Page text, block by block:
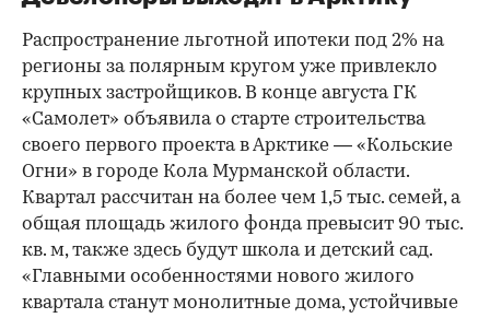
Распространение льготной ипотеки под 2% на
регионы за полярным кругом уже привлекло
крупных застройщиков. В конце августа ГК
«Самолет» объявила о старте строительства
своего первого проекта в Арктике — «Кольские
Огни» в городе Кола Мурманской области.
Квартал рассчитан на более чем 1,5 тыс. семей, а
общая площадь жилого фонда превысит 90 тыс.
кв. м, также здесь будут школа и детский сад.
«Главными особенностями нового жилого
квартала станут монолитные дома, устойчивые